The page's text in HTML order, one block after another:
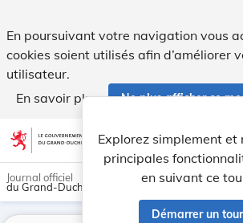
En poursuivant votre navigation vous
cookies soient utilisés afin d’améliorer
utilisateur.
En savoir plus
Ne plus afficher ce
Aller au contenu account_circle help
Explorez simplement et
principales
en suivant ce
Démarrer un
Journal officiel
du Grand-Duché de Luxembourg